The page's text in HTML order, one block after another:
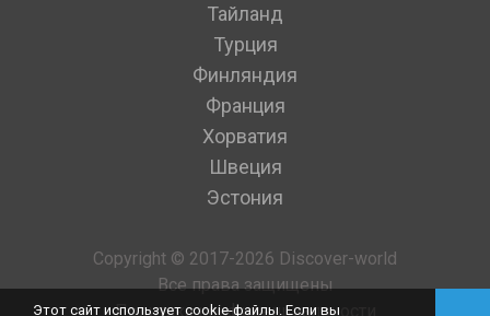
Тайланд
Турция
Финляндия
Франция
Хорватия
Швеция
Эстония
Copyright © 2017-2026 Discover-world
Все права защищены
Политика конфиденциальности
Этот сайт использует cookie-файлы. Если вы